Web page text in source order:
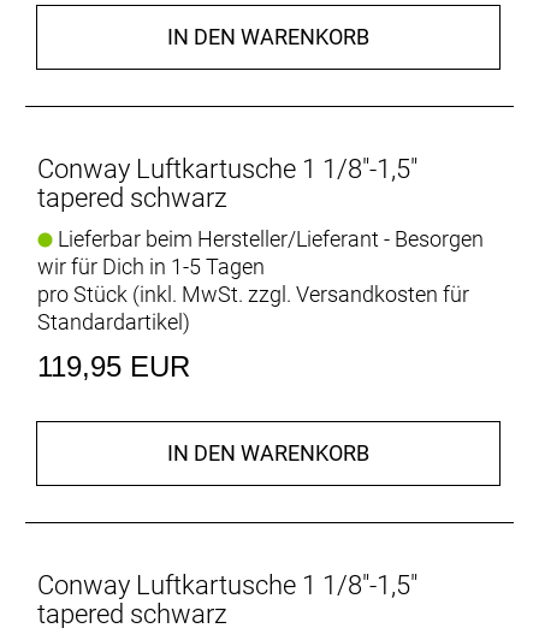
IN DEN WARENKORB
Conway Luftkartusche 1 1/8"-1,5"
tapered schwarz
Lieferbar beim Hersteller/Lieferant - Besorgen
wir für Dich in 1-5 Tagen
pro Stück (inkl. MwSt. zzgl. Versandkosten für
Standardartikel)
119,95 EUR
IN DEN WARENKORB
Conway Luftkartusche 1 1/8"-1,5"
tapered schwarz